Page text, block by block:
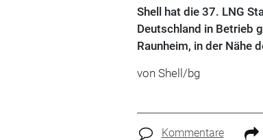
Shell hat die 37. LNG
Deutschland in Betrieb
Raunheim, in der Nähe
von Shell/bg
Kommentare